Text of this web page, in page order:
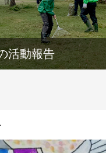
活動報告